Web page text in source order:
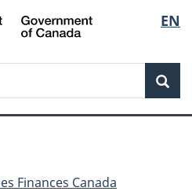
Passer
au
Passer
à
du
Passer
à
simplifiée
de
la
EN
Finances Canada